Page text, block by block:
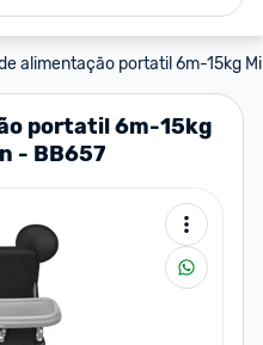
alimentação portatil 6m-15kg
portatil 6m-15kg
- BB657